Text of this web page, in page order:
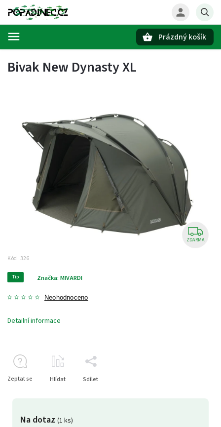
Prázdný košík
Bivak New Dynasty XL
ZDARMA
Kód: 326
Tip
Neohodnoceno
Značka: MIVARDI
Na dotaz (1 ks)
Detailní informace
Zeptat se Hlídat Sdílet